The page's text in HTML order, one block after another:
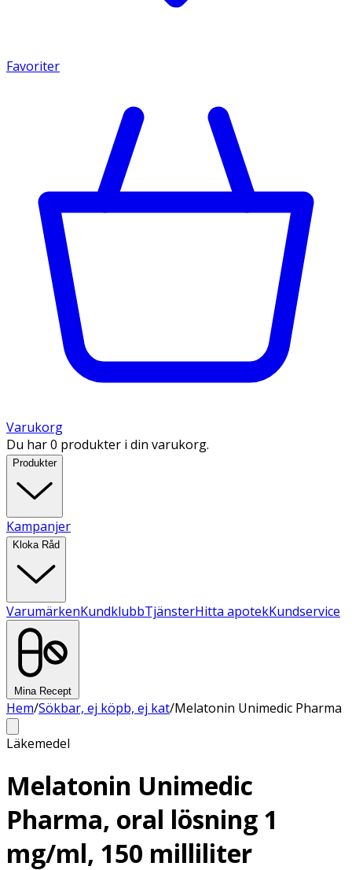
Favoriter
Varukorg
Du har 0 produkter i din varukorg.
Produkter
Kampanjer
Kloka Råd
VarumärkenKundklubbTjänsterHitta apotekKundservice
Mina Recept
Hem/Sökbar, ej köpb, ej kat/Melatonin Unimedic Pharma
Läkemedel
Melatonin Unimedic
Pharma, oral lösning 1
mg/ml, 150 milliliter